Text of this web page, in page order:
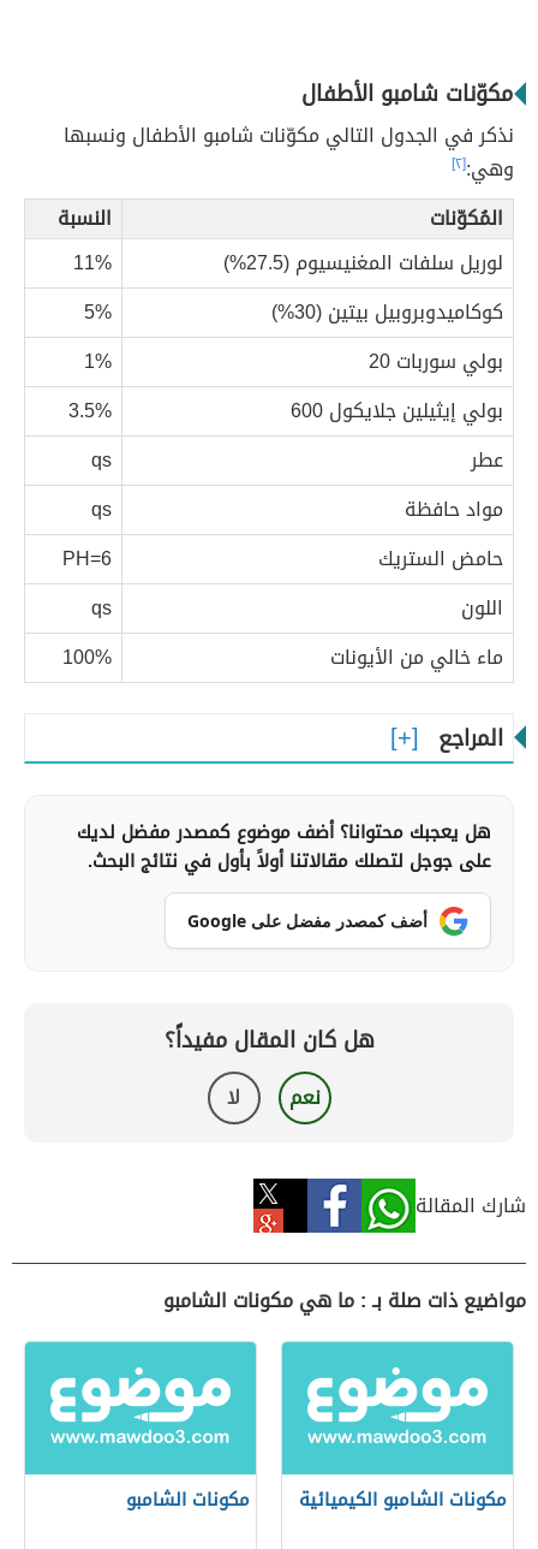
مكوّنات شامبو الأطفال
نذكر في الجدول التالي مكوّنات شامبو الأطفال ونسبها
وهي:[٢]
المُكوّنات
النسبة
لوريل سلفات المغنيسيوم (27.5%)
11%
كوكاميدوبروبيل بيتين (30%)
5%
بولي سوربات 20
1%
بولي إيثيلين جلايكول 600
3.5%
عطر
qs
مواد حافظة
qs
حامض الستريك
PH=6
اللون
qs
ماء خالي من الأيونات
100%
المراجع
هل يعجبك محتوانا؟ أضف موضوع كمصدر مفضل لديك
على جوجل لتصلك مقالاتنا أولاً بأول في نتائج البحث.
أضف كمصدر مفضل على Google
هل كان المقال مفيداً؟
نعم لا
شارك المقالة
مواضيع ذات صلة بـ : ما هي مكونات الشامبو
مكونات الشامبو الكيميائية مكونات الشامبو